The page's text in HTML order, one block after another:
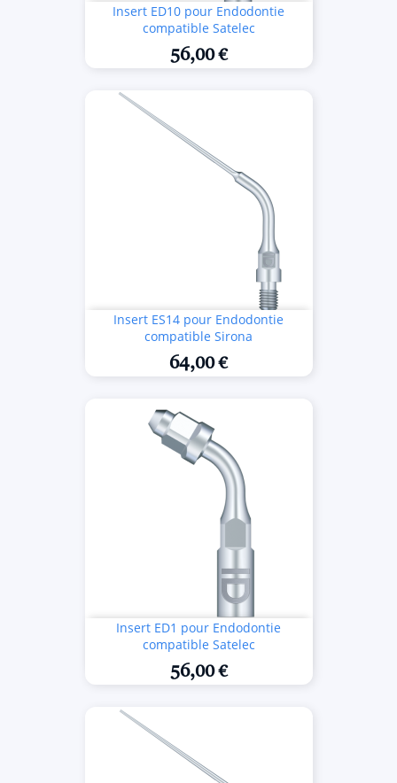
Insert ED10 pour Endodontie
compatible Satelec
56,00 €
Insert ES14 pour Endodontie
compatible Sirona
64,00 €
Insert ED1 pour Endodontie
compatible Satelec
56,00 €